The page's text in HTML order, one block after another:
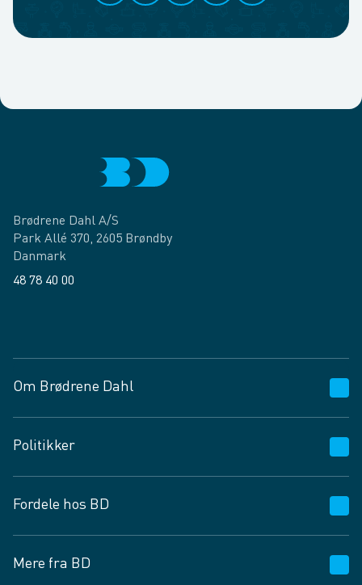
Brødrene Dahl A/S
Park Allé 370, 2605 Brøndby
Danmark
48 78 40 00
Om Brødrene Dahl
Vagttelefon 30 10 89 89
Spørgsmål og svar
Job og karriere
Fødevarekontrolrapport
Politikker
Privatlivspolitik
Cookies
Vilkår og betingelser
Fordele hos BD
BD app
Mere fra BD